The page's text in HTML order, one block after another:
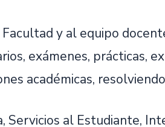
y al equipo
exámenes, prácticas,
académicas,
Servicios al Estudiante,